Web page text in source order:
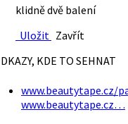
klidně dvě balení
Uložit Zavřít
KDE TO SEHNAT
www.beautytape.cz/
www.beautytape.cz…